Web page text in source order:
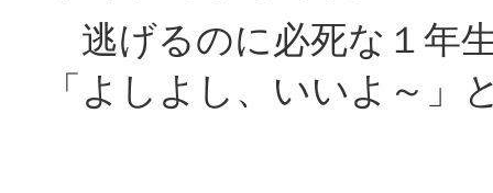
逃げるのに必死な１年
「よしよし、いいよ～